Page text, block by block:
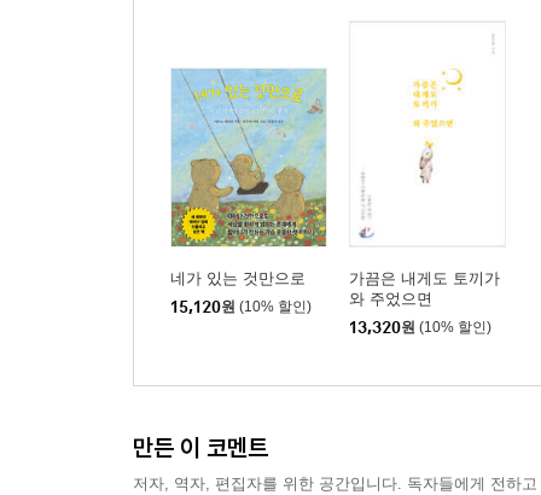
네가 있는 것만으로
15,120원 (10% 할인)
가끔은 내게도 토끼가
와 주었으면
13,320원 (10% 할인)
만든 이 코멘트
저자, 역자, 편집자를 위한 공간입니다. 독자들에게 전하